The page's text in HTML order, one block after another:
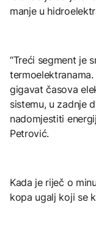
manje u
“Treći segment je
gigavat časova
sistemu, u zadnje
nadomjestiti
Petrović.
Kada je riječ o
kopa ugalj koji se